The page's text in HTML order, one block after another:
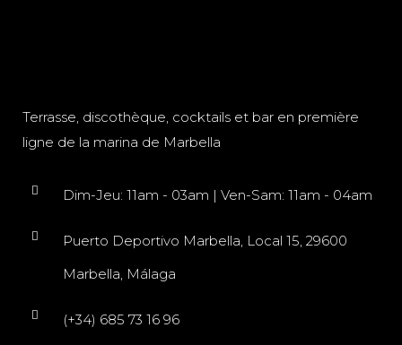
Terrasse, discothèque, cocktails et bar en première
ligne de la marina de Marbella
Dim-Jeu: 11am - 03am | Ven-Sam: 11am - 04am
Puerto Deportivo Marbella, Local 15, 29600
Marbella, Málaga
(+34) 685 73 16 96